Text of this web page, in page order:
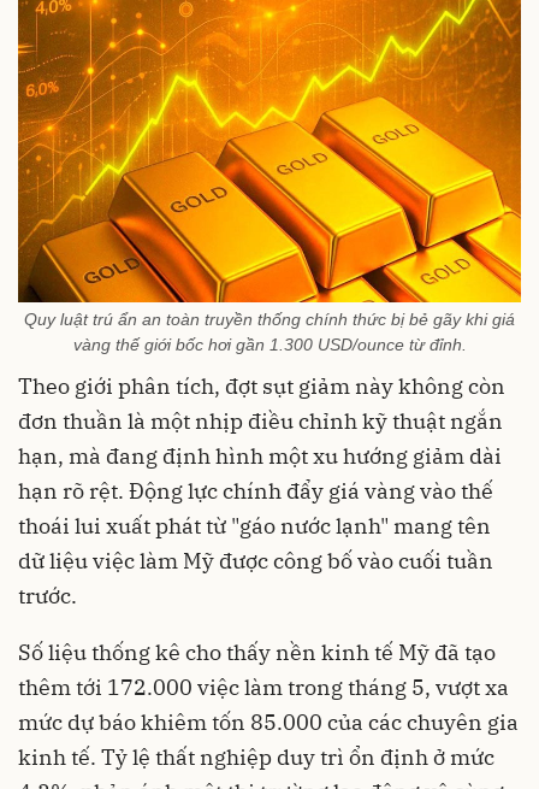
Quy luật trú ẩn an toàn truyền thống chính thức bị bẻ gãy khi giá
vàng thế giới bốc hơi gần 1.300 USD/ounce từ đỉnh.
Theo giới phân tích, đợt sụt giảm này không còn
đơn thuần là một nhịp điều chỉnh kỹ thuật ngắn
hạn, mà đang định hình một xu hướng giảm dài
hạn rõ rệt. Động lực chính đẩy giá vàng vào thế
thoái lui xuất phát từ "gáo nước lạnh" mang tên
dữ liệu việc làm Mỹ được công bố vào cuối tuần
trước.
Số liệu thống kê cho thấy nền kinh tế Mỹ đã tạo
thêm tới 172.000 việc làm trong tháng 5, vượt xa
mức dự báo khiêm tốn 85.000 của các chuyên gia
kinh tế. Tỷ lệ thất nghiệp duy trì ổn định ở mức